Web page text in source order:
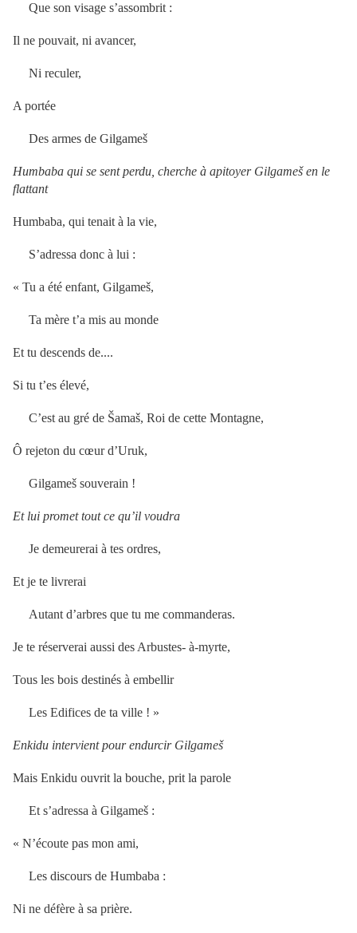
Que son visage s’assombrit :
Il ne pouvait, ni avancer,
Ni reculer,
A portée
Des armes de Gilgameš
Humbaba qui se sent perdu, cherche à apitoyer Gilgameš en le
flattant
Humbaba, qui tenait à la vie,
S’adressa donc à lui :
« Tu a été enfant, Gilgameš,
Ta mère t’a mis au monde
Et tu descends de....
Si tu t’es élevé,
C’est au gré de Šamaš, Roi de cette Montagne,
Ô rejeton du cœur d’Uruk,
Gilgameš souverain !
Et lui promet tout ce qu’il voudra
Je demeurerai à tes ordres,
Et je te livrerai
Autant d’arbres que tu me commanderas.
Je te réserverai aussi des Arbustes- à-myrte,
Tous les bois destinés à embellir
Les Edifices de ta ville ! »
Enkidu intervient pour endurcir Gilgameš
Mais Enkidu ouvrit la bouche, prit la parole
Et s’adressa à Gilgameš :
« N’écoute pas mon ami,
Les discours de Humbaba :
Ni ne défère à sa prière.